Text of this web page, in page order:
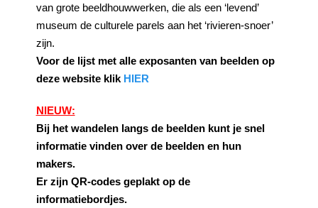
van grote beeldhouwwerken, die als een ‘levend’
museum de culturele parels aan het ‘rivieren-snoer’
zijn.
Voor de lijst met alle exposanten van beelden op
deze website klik HIER
NIEUW:
Bij het wandelen langs de beelden kunt je snel
informatie vinden over de beelden en hun
makers.
Er zijn QR-codes geplakt op de
informatiebordjes.